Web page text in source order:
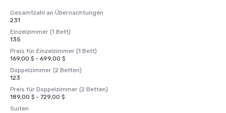
Gesamtzahl an Übernachtungen
231
Einzelzimmer (1 Bett)
135
Preis für Einzelzimmer (1 Bett)
169,00 $ - 699,00 $
Doppelzimmer (2 Betten)
123
Preis für Doppelzimmer (2 Betten)
189,00 $ - 729,00 $
Suiten